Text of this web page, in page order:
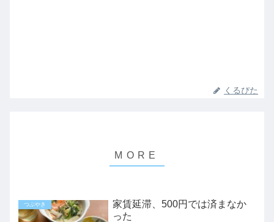
くるぴた
つぶやき
家賃延滞、500円では済まなか
った